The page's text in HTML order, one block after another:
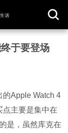
于要登场
的Apple Watch 4
点主要是集中在
是，虽然库克在